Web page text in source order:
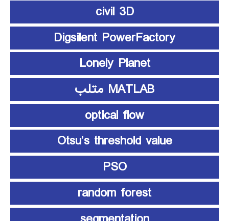
civil 3D
Digsilent PowerFactory
Lonely Planet
MATLAB متلب
optical flow
Otsu’s threshold value
PSO
random forest